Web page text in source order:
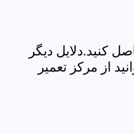
کنید.دلایل دیگر
از مرکز تعمیر